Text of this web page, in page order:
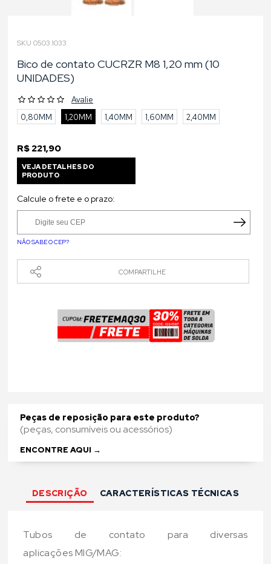
SKU 0503.1033
Bico de contato CUCRZR M8 1,20 mm (10
UNIDADES)
Avalie
0,80MM
1,20MM 1,40MM 1,60MM 2,40MM
R$ 221,90
VEJA DETALHES DO
PRODUTO
Calcule o frete e o prazo:
NÃO SABE O CEP?
COMPARTILHE
link
Peças de reposição para este produto?
(peças, consumíveis ou acessórios)
ENCONTRE AQUI →
DESCRIÇÃO CARACTERÍSTICAS TÉCNICAS
Tubos de contato para diversas
aplicações MIG/MAG: